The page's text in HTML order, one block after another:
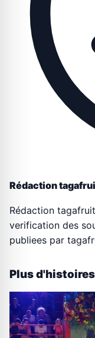
Rédaction
Rédaction
verification des
publiees par
Plus d'histoires